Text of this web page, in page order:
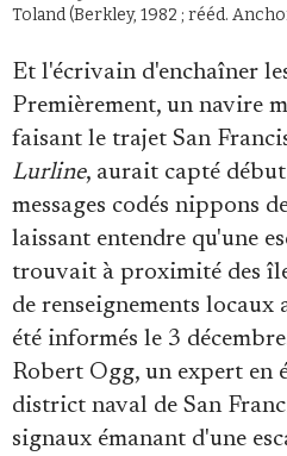
Toland (Berkley, 1982 ; rééd.
Et l'écrivain d'enchaîner
Premièrement, un navire
faisant le trajet San
Lurline, aurait capté
messages codés nippons
laissant entendre qu'une
trouvait à proximité des
de renseignements locaux
été informés le 3
Robert Ogg, un expert en
district naval de San
signaux émanant d'une